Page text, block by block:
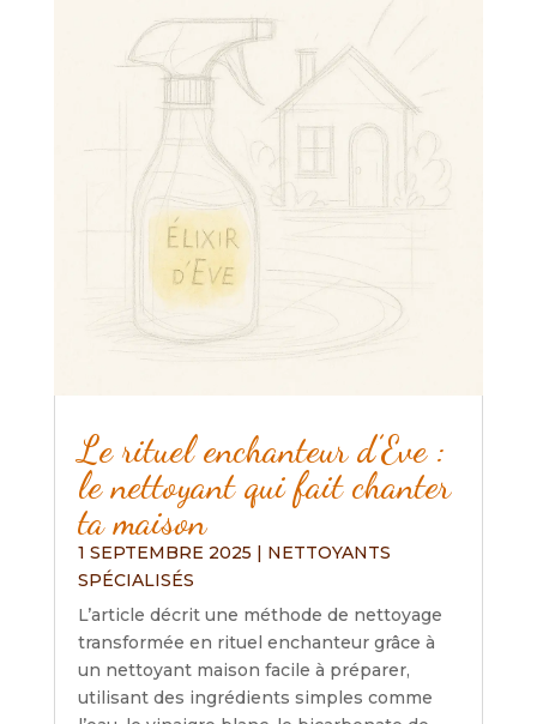
Le rituel enchanteur d’Eve :
le nettoyant qui fait chanter
ta maison
1 SEPTEMBRE 2025 | NETTOYANTS
SPÉCIALISÉS
L’article décrit une méthode de nettoyage
transformée en rituel enchanteur grâce à
un nettoyant maison facile à préparer,
utilisant des ingrédients simples comme